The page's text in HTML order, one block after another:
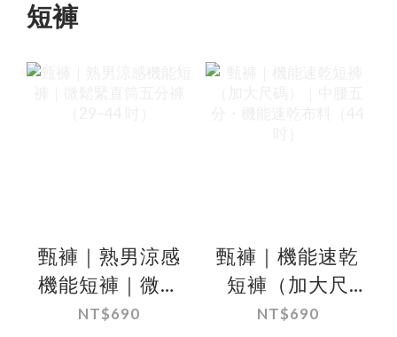
短褲
甄褲｜熟男涼感
機能短褲｜微鬆
緊直筒五分褲
NT$690
甄褲｜機能速乾
短褲（加大尺
碼）｜中腰五
NT$690